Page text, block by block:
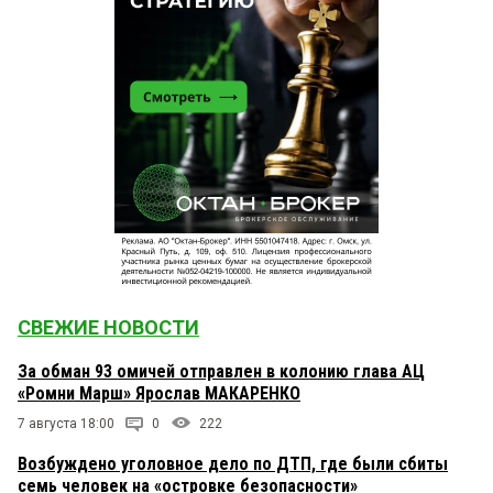
человек». Он — «Лидер России». Насчет
«содержательной части». Покопайтесь в
интернете. Хотя бы на сайте КВ. Почитайте мои
публикации. Если Вам, конечно, это зачем-то
нужно. А вообще, Леонид, Вы бы раскрылись. Но
это сейчас не модно. Да ладно.
Леонид 21 октября 2024 в 12:01:
Что ж, еще раз подтверждается уже
высказанный мною тезис. Лизгунову дела нет ни
до предложений Круглова, ни до возражений
Титарева. Ни слова нет у него о содержательной
части их выступлений. Лишь один довод: как вы
Титарев? Трибуну надо предоставлять только
тем, кого Лизгунов — рыцарь без страха и упрека
— считает хорошими. Так выглядят почти все его
комментарии
Олег Лизгунов
Я лично знаком с Титаревым в бытность его на
Сибзаводе. И я лично знаком с многими
СВЕЖИЕ НОВОСТИ
За обман 93 омичей отправлен в колонию глава АЦ
«Ромни Марш» Ярослав МАКАРЕНКО
7 августа 18:00 0 222
Возбуждено уголовное дело по ДТП, где были сбиты
семь человек на «островке безопасности»